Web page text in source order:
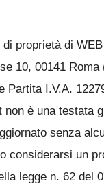
proprietà di
10, 00141
Partita I.V.A.
non è una testata
senza
considerarsi un
legge n. 62 del